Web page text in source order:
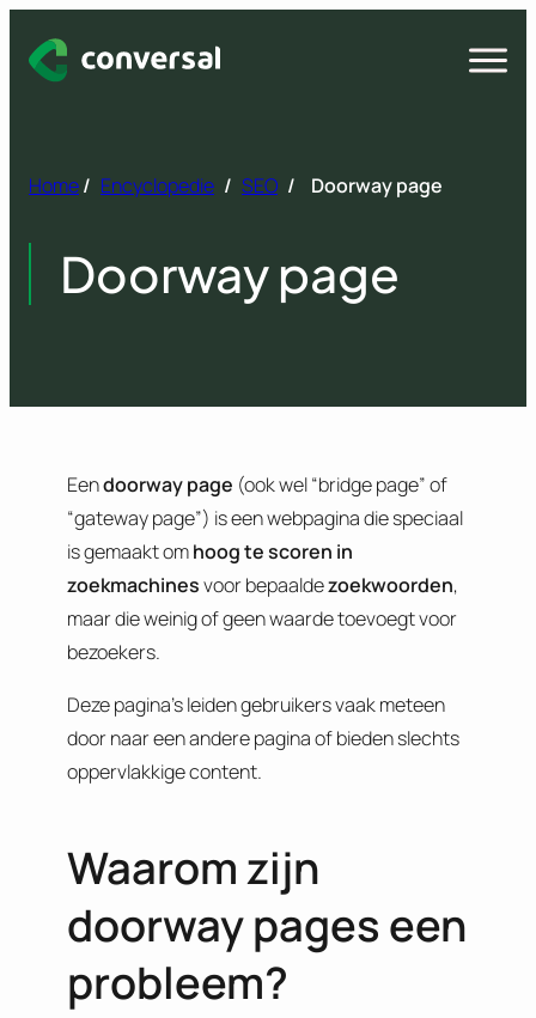
naar
Open
Home/ Encyclopedie / SEO / Doorway page
Doorway page
Eendoorway page (ook wel “bridge page” of
“gateway page”) is een webpagina die speciaal
is gemaakt omhoog te scoren in
zoekmachinesvoor bepaaldezoekwoorden,
maar die weinig of geen waarde toevoegt voor
bezoekers.
Deze pagina’s leiden gebruikers vaak meteen
door naar een andere pagina of bieden slechts
oppervlakkige content.
Waarom zijn
doorway pages een
probleem?